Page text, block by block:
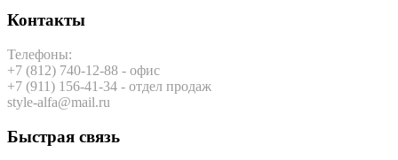
Контакты
Телефоны:
+7 (812) 740-12-88 - офис
+7 (911) 156-41-34 - отдел продаж
style-alfa@mail.ru
Быстрая связь